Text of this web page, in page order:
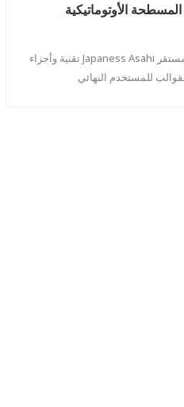
تقنية وأجزاء Japaness Asahi الأصلية ، وحياة عمل طويلة وتشغيل مستقر